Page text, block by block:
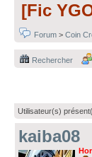
[Fic
Forum > Coin
Rechercher
Utilisateur(s)
kaiba08